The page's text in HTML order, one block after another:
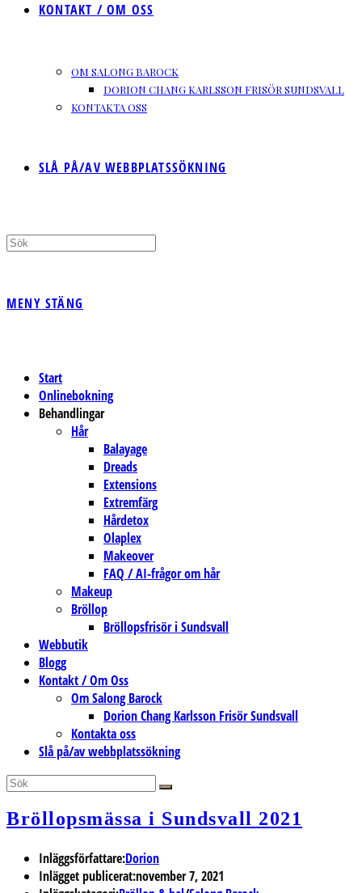
KONTAKT / OM OSS
OM SALONG BAROCK
DORION CHANG KARLSSON FRISÖR SUNDSVALL
KONTAKTA OSS
SLÅ PÅ/AV WEBBPLATSSÖKNING
MENY STÄNG
Start
Onlinebokning
Behandlingar
Hår
Balayage
Dreads
Extensions
Extremfärg
Hårdetox
Olaplex
Makeover
FAQ / AI-frågor om hår
Makeup
Bröllop
Bröllopsfrisör i Sundsvall
Webbutik
Blogg
Kontakt / Om Oss
Om Salong Barock
Dorion Chang Karlsson Frisör Sundsvall
Kontakta oss
Slå på/av webbplatssökning
Bröllopsmässa i Sundsvall 2021
Inläggsförfattare:Dorion
Inlägget publicerat:november 7, 2021